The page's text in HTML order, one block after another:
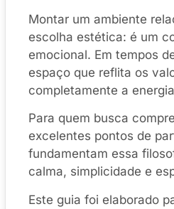
Montar um ambiente
escolha estética: é um
emocional. Em tempos
espaço que reflita os
completamente a
Para quem busca
excelentes pontos de
fundamentam essa
calma, simplicidade e
Este guia foi elaborado